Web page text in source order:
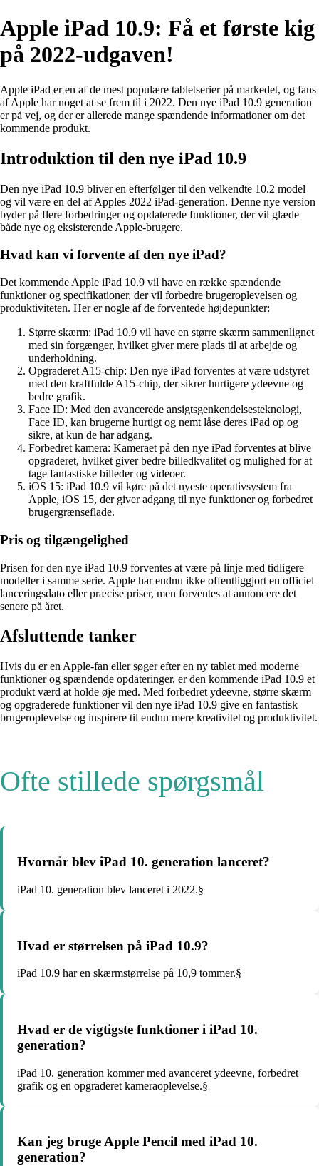
Apple iPad 10.9: Få et første kig
på 2022-udgaven!
Apple iPad er en af de mest populære tabletserier på markedet, og fans
af Apple har noget at se frem til i 2022. Den nye iPad 10.9 generation
er på vej, og der er allerede mange spændende informationer om det
kommende produkt.
Introduktion til den nye iPad 10.9
Den nye iPad 10.9 bliver en efterfølger til den velkendte 10.2 model
og vil være en del af Apples 2022 iPad-generation. Denne nye version
byder på flere forbedringer og opdaterede funktioner, der vil glæde
både nye og eksisterende Apple-brugere.
Hvad kan vi forvente af den nye iPad?
Det kommende Apple iPad 10.9 vil have en række spændende
funktioner og specifikationer, der vil forbedre brugeroplevelsen og
produktiviteten. Her er nogle af de forventede højdepunkter:
Større skærm: iPad 10.9 vil have en større skærm sammenlignet
med sin forgænger, hvilket giver mere plads til at arbejde og
underholdning.
Opgraderet A15-chip: Den nye iPad forventes at være udstyret
med den kraftfulde A15-chip, der sikrer hurtigere ydeevne og
bedre grafik.
Face ID: Med den avancerede ansigtsgenkendelsesteknologi,
Face ID, kan brugerne hurtigt og nemt låse deres iPad op og
sikre, at kun de har adgang.
Forbedret kamera: Kameraet på den nye iPad forventes at blive
opgraderet, hvilket giver bedre billedkvalitet og mulighed for at
tage fantastiske billeder og videoer.
iOS 15: iPad 10.9 vil køre på det nyeste operativsystem fra
Apple, iOS 15, der giver adgang til nye funktioner og forbedret
brugergrænseflade.
Pris og tilgængelighed
Prisen for den nye iPad 10.9 forventes at være på linje med tidligere
modeller i samme serie. Apple har endnu ikke offentliggjort en officiel
lanceringsdato eller præcise priser, men forventes at annoncere det
senere på året.
Afsluttende tanker
Hvis du er en Apple-fan eller søger efter en ny tablet med moderne
funktioner og spændende opdateringer, er den kommende iPad 10.9 et
produkt værd at holde øje med. Med forbedret ydeevne, større skærm
og opgraderede funktioner vil den nye iPad 10.9 give en fantastisk
brugeroplevelse og inspirere til endnu mere kreativitet og produktivitet.
Ofte stillede spørgsmål
Hvornår blev iPad 10. generation lanceret?
iPad 10. generation blev lanceret i 2022.§
Hvad er størrelsen på iPad 10.9?
iPad 10.9 har en skærmstørrelse på 10,9 tommer.§
Hvad er de vigtigste funktioner i iPad 10.
generation?
iPad 10. generation kommer med avanceret ydeevne, forbedret
grafik og en opgraderet kameraoplevelse.§
Kan jeg bruge Apple Pencil med iPad 10.
generation?